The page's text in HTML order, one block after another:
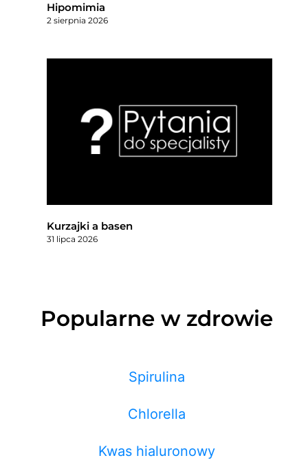
Hipomimia
2 sierpnia 2026
Kurzajki a basen
31 lipca 2026
Popularne w zdrowie
Spirulina
Chlorella
Kwas hialuronowy